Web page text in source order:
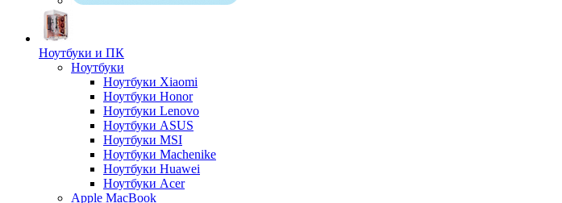
Ноутбуки и ПК
Ноутбуки
Ноутбуки Xiaomi
Ноутбуки Honor
Ноутбуки Lenovo
Ноутбуки ASUS
Ноутбуки MSI
Ноутбуки Machenike
Ноутбуки Huawei
Ноутбуки Acer
Apple MacBook